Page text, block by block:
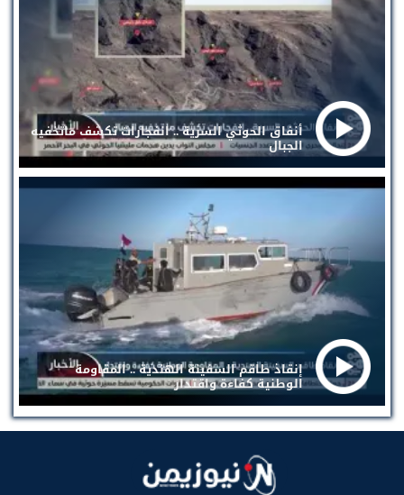
أنفاق الحوثي السرية .. انفجارات تكشف ماتخفيه
الجبال
إنقاذ طاقم السفينة الهندية .. المقاومة
الوطنية كفاءة واقتدار